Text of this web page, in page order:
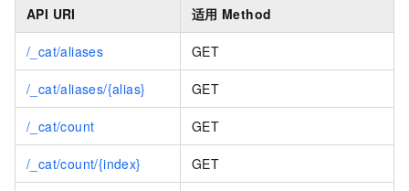
API URI 适用 Method
/_cat/aliases GET
/_cat/aliases/{alias} GET
/_cat/count GET
/_cat/count/{index} GET